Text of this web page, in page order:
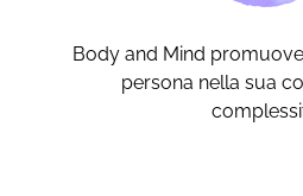
Body and Mind
persona nella sua